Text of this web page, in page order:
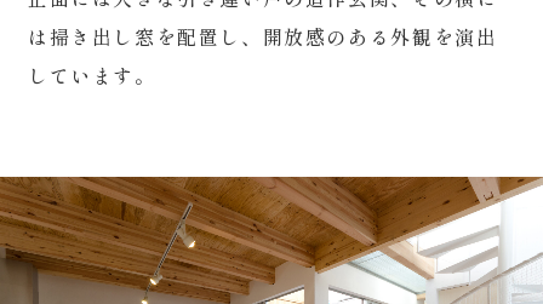
は掃き出し窓を配置し、開放感のある外観を演出
しています。